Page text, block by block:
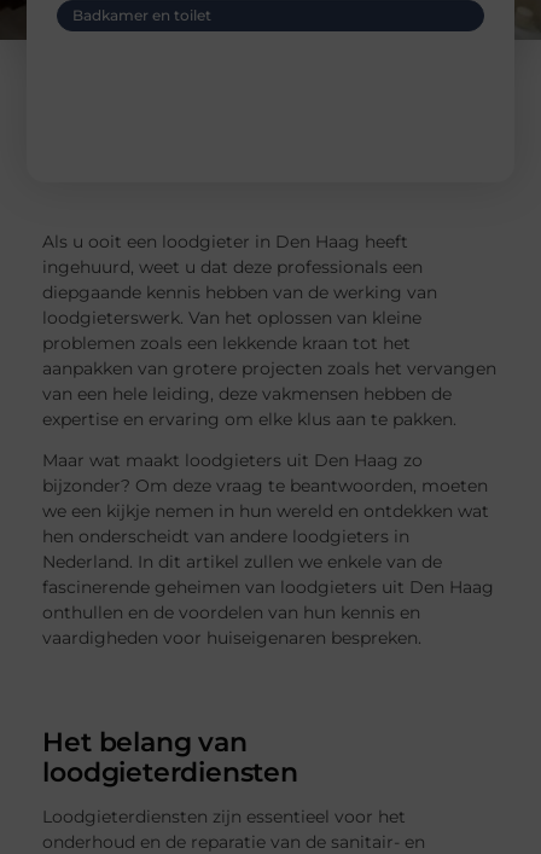
Badkamer en toilet
Als u ooit een loodgieter in Den Haag heeft
ingehuurd, weet u dat deze professionals een
diepgaande kennis hebben van de werking van
loodgieterswerk. Van het oplossen van kleine
problemen zoals een lekkende kraan tot het
aanpakken van grotere projecten zoals het vervangen
van een hele leiding, deze vakmensen hebben de
expertise en ervaring om elke klus aan te pakken.
Maar wat maakt loodgieters uit Den Haag zo
bijzonder? Om deze vraag te beantwoorden, moeten
we een kijkje nemen in hun wereld en ontdekken wat
hen onderscheidt van andere loodgieters in
Nederland. In dit artikel zullen we enkele van de
fascinerende geheimen van loodgieters uit Den Haag
onthullen en de voordelen van hun kennis en
vaardigheden voor huiseigenaren bespreken.
Het belang van
loodgieterdiensten
Loodgieterdiensten zijn essentieel voor het
onderhoud en de reparatie van de sanitair- en